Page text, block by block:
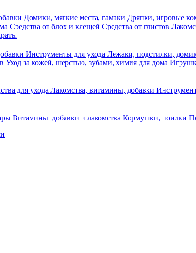
Домики, мягкие места, гамаки Дряпки, игровые
Средства от блох и клещей Средства от глистов
Инструменты для ухода Лежаки, подстилки,
Уход за кожей, шерстью, зубами, химия для дома
для ухода Лакомства, витамины, добавки
Витамины, добавки и лакомства Кормушки, поилки